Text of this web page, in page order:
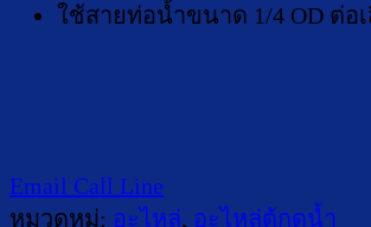
ใช้สายท่อน้ำขนาด 1/4 OD ต่อ
Email Call Line
หมวดหมู่: อะไหล่, อะไหล่ตู้กดน้ำ